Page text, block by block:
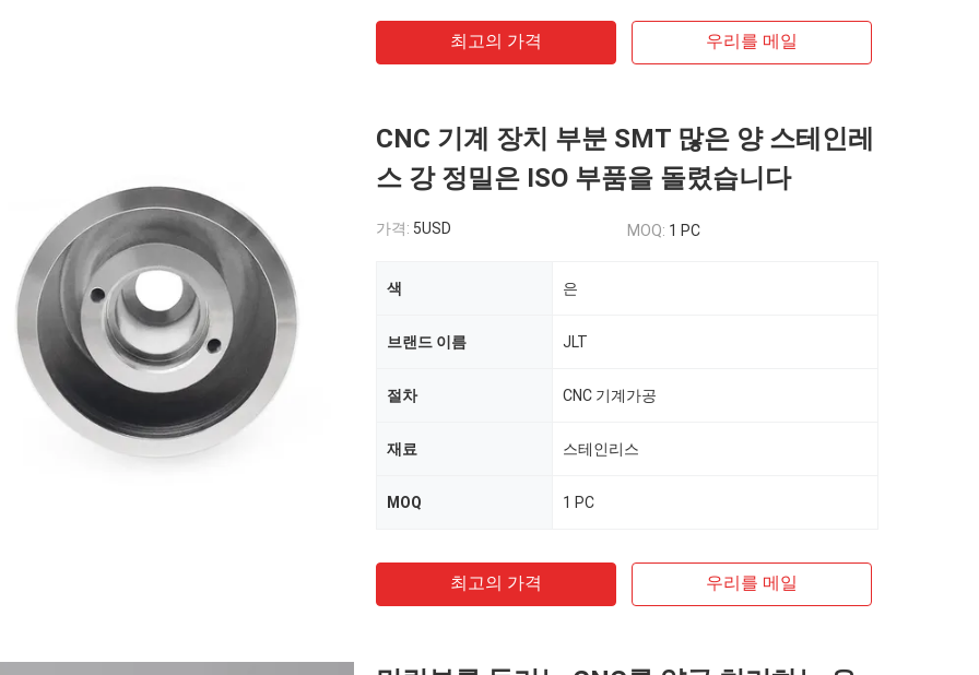
최고의 가격 우리를 메일
CNC 기계 장치 부분 SMT 많은 양 스테인레
스 강 정밀은 ISO 부품을 돌렸습니다
가격: 5USD MOQ: 1 PC
색 은
브랜드 이름 JLT
절차 CNC 기계가공
재료 스테인리스
MOQ 1 PC
최고의 가격 우리를 메일